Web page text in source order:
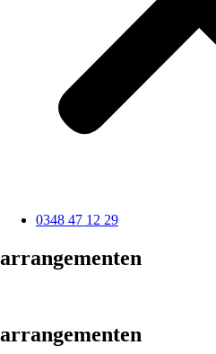
0348 47 12 29
arrangementen
arrangementen